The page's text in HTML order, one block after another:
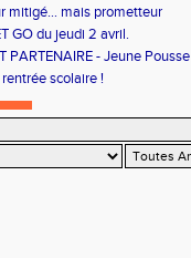
mitigé... mais prometteur
GO du jeudi 2 avril.
PARTENAIRE - Jeune Pousse
scolaire !